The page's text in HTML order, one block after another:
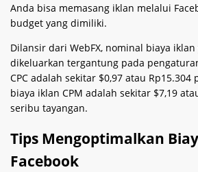
Anda bisa memasang iklan melalui
budget yang dimiliki.
Dilansir dari WebFX, nominal biaya
dikeluarkan tergantung pada
CPC adalah sekitar $0,97 atau Rp15.304
biaya iklan CPM adalah sekitar $7,19
seribu tayangan.
Tips Mengoptimalkan
Facebook